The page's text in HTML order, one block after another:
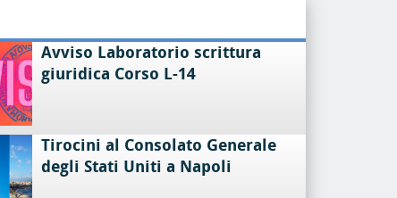
Avviso Laboratorio scrittura
giuridica Corso L-14
Tirocini al Consolato Generale
degli Stati Uniti a Napoli